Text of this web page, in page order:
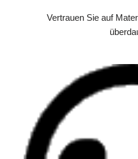
Vertrauen Sie auf